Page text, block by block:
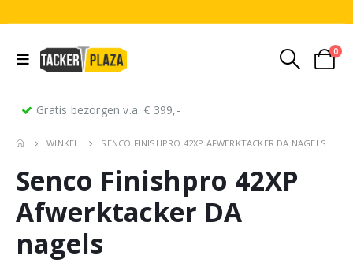
0
Gratis bezorgen v.a. € 399,-
WINKEL SENCO FINISHPRO 42XP AFWERKTACKER DA NAGELS
Senco Finishpro 42XP
Afwerktacker DA
nagels